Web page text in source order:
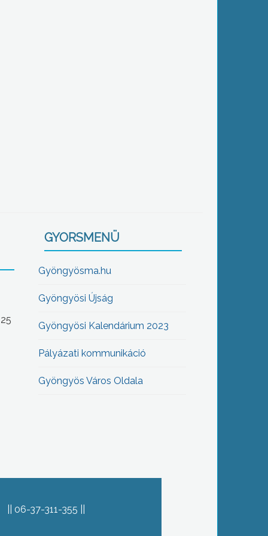
GYORSMENÜ
Gyöngyösma.hu
Gyöngyösi Újság
Gyöngyösi Kalendárium 2023
Pályázati kommunikáció
Gyöngyös Város Oldala
06-37-311-355